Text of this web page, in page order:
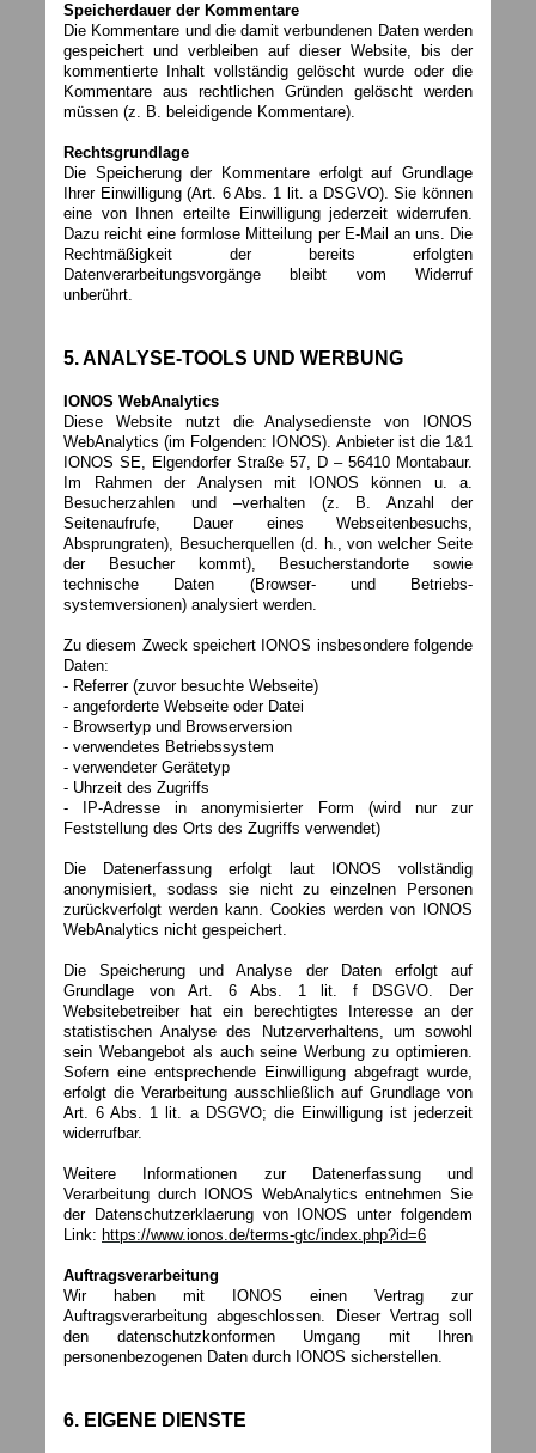
Speicherdauer der Kommentare
Die Kommentare und die damit verbundenen Daten werden
gespeichert und verbleiben auf dieser Website, bis der
kommentierte Inhalt vollständig gelöscht wurde oder die
Kommentare aus rechtlichen Gründen gelöscht werden
müssen (z. B. beleidigende Kommentare).
Rechtsgrundlage
Die Speicherung der Kommentare erfolgt auf Grundlage
Ihrer Einwilligung (Art. 6 Abs. 1 lit. a DSGVO). Sie können
eine von Ihnen erteilte Einwilligung jederzeit widerrufen.
Dazu reicht eine formlose Mitteilung per E-Mail an uns. Die
Rechtmäßigkeit der bereits erfolgten
Datenverarbeitungsvorgänge bleibt vom Widerruf
unberührt.
5. ANALYSE-TOOLS UND WERBUNG
IONOS WebAnalytics
Diese Website nutzt die Analysedienste von IONOS
WebAnalytics (im Folgenden: IONOS). Anbieter ist die 1&1
IONOS SE, Elgendorfer Straße 57, D – 56410 Montabaur.
Im Rahmen der Analysen mit IONOS können u. a.
Besucherzahlen und –verhalten (z. B. Anzahl der
Seitenaufrufe, Dauer eines Webseitenbesuchs,
Absprungraten), Besucherquellen (d. h., von welcher Seite
der Besucher kommt), Besucherstandorte sowie
technische Daten (Browser- und Betriebs-
systemversionen) analysiert werden.
Zu diesem Zweck speichert IONOS insbesondere folgende
Daten:
- Referrer (zuvor besuchte Webseite)
- angeforderte Webseite oder Datei
- Browsertyp und Browserversion
- verwendetes Betriebssystem
- verwendeter Gerätetyp
- Uhrzeit des Zugriffs
-
IP-Adresse in anonymisierter Form (wird nur zur
Feststellung des Orts des Zugriffs verwendet)
Die Datenerfassung erfolgt laut IONOS vollständig
anonymisiert, sodass sie nicht zu einzelnen Personen
zurückverfolgt werden kann. Cookies werden von IONOS
WebAnalytics nicht gespeichert.
Die Speicherung und Analyse der Daten erfolgt auf
Grundlage von Art. 6 Abs. 1 lit. f DSGVO. Der
Websitebetreiber hat ein berechtigtes Interesse an der
statistischen Analyse des Nutzerverhaltens, um sowohl
sein Webangebot als auch seine Werbung zu optimieren.
Sofern eine entsprechende Einwilligung abgefragt wurde,
erfolgt die Verarbeitung ausschließlich auf Grundlage von
Art. 6 Abs. 1 lit. a DSGVO; die Einwilligung ist jederzeit
widerrufbar.
Weitere Informationen zur Datenerfassung und
Verarbeitung durch IONOS WebAnalytics entnehmen Sie
der Datenschutzerklaerung von IONOS unter folgendem
Link: https://www.ionos.de/terms-gtc/index.php?id=6
Auftragsverarbeitung
Wir haben mit IONOS einen Vertrag zur
Auftragsverarbeitung abgeschlossen. Dieser Vertrag soll
den datenschutzkonformen Umgang mit Ihren
personenbezogenen Daten durch IONOS sicherstellen.
6. EIGENE DIENSTE